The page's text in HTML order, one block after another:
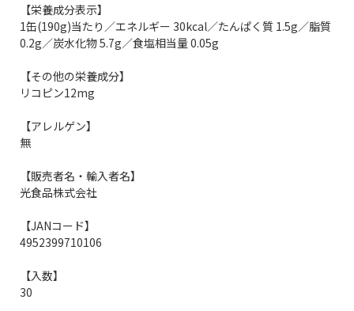
【栄養成分表示】
1缶(190g)当たり／エネルギー 30kcal／たんぱく質 1.5g／脂質
0.2g／炭水化物 5.7g／食塩相当量 0.05g
【その他の栄養成分】
リコピン12mg
【アレルゲン】
無
【販売者名・輸入者名】
光食品株式会社
【JANコード】
4952399710106
【入数】
30